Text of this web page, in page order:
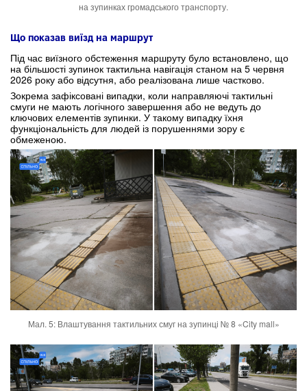
на зупинках громадського транспорту.
Що показав виїзд на маршрут
Під час виїзного обстеження маршруту було встановлено, що
на більшості зупинок тактильна навігація станом на 5 червня
2026 року або відсутня, або реалізована лише частково.
Зокрема зафіксовані випадки, коли направляючі тактильні
смуги не мають логічного завершення або не ведуть до
ключових елементів зупинки. У такому випадку їхня
функціональність для людей із порушеннями зору є
обмеженою.
Мал. 5: Влаштування тактильних смуг на зупинці № 8 «City mall»